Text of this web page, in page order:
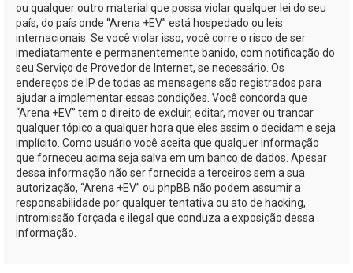
ou qualquer outro material que possa violar qualquer lei do seu
país, do país onde “Arena +EV” está hospedado ou leis
internacionais. Se você violar isso, você corre o risco de ser
imediatamente e permanentemente banido, com notificação do
seu Serviço de Provedor de Internet, se necessário. Os
endereços de IP de todas as mensagens são registrados para
ajudar a implementar essas condições. Você concorda que
“Arena +EV” tem o direito de excluir, editar, mover ou trancar
qualquer tópico a qualquer hora que eles assim o decidam e seja
implícito. Como usuário você aceita que qualquer informação
que forneceu acima seja salva em um banco de dados. Apesar
dessa informação não ser fornecida a terceiros sem a sua
autorização, “Arena +EV” ou phpBB não podem assumir a
responsabilidade por qualquer tentativa ou ato de hacking,
intromissão forçada e ilegal que conduza a exposição dessa
informação.